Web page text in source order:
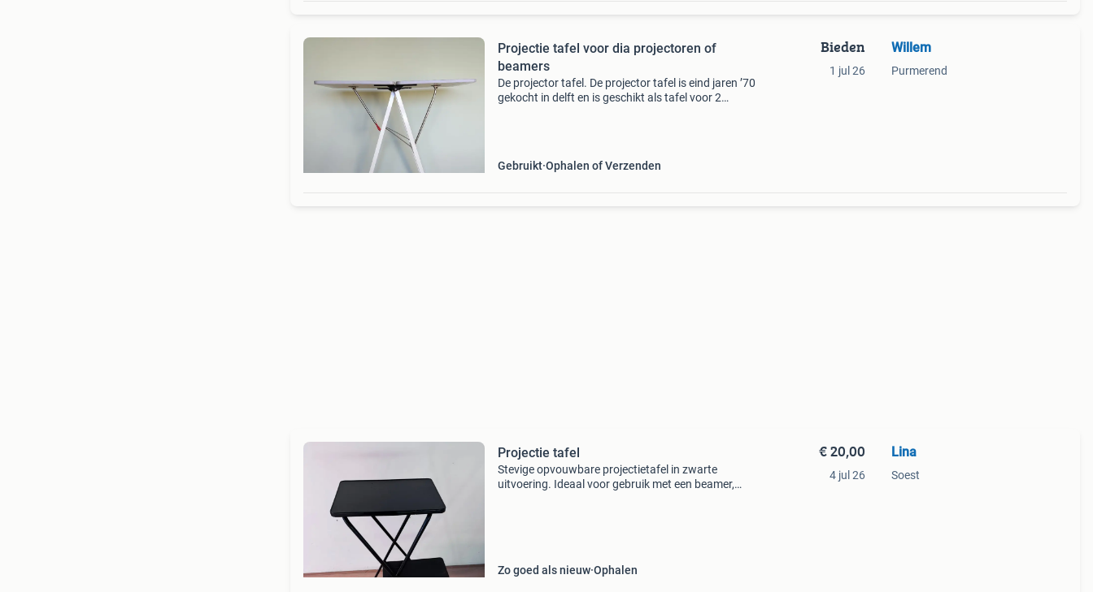
Projectie tafel voor dia projectoren of
beamers
De projector tafel. De projector tafel is eind jaren ’70
gekocht in delft en is geschikt als tafel voor 2
Gebruikt Ophalen of Verzenden
Bieden
1 jul 26
Willem
Purmerend
Projectie tafel
Stevige opvouwbare projectietafel in zwarte
uitvoering. Ideaal voor gebruik met een beamer,
Zo goed als nieuw Ophalen
€ 20,00
4 jul 26
Lina
Soest